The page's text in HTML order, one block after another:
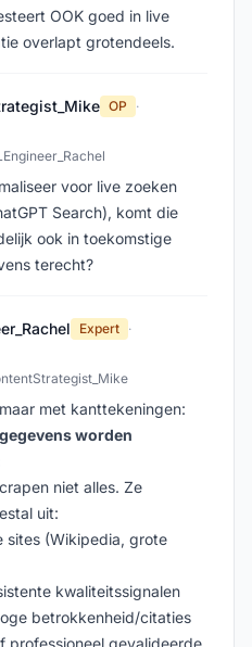
OOK goed in live
overlapt grotendeels.
OP
·
voor live zoeken
Search), komt die
ook in toekomstige
terecht?
Expert ·
met kanttekeningen:
worden
niet alles. Ze
uit:
sites (Wikipedia, grote
kwaliteitssignalen
betrokkenheid/citaties
professioneel gevalideerde